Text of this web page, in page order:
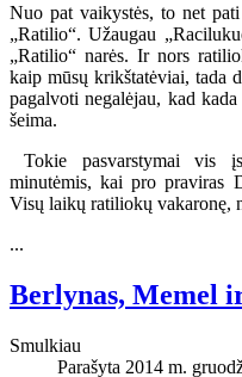
Nuo pat vaikystės, to net
„Ratilio“. Užaugau
„Ratilio“ narės. Ir nors
kaip mūsų krikštatėviai, tada
pagalvoti negalėjau, kad
šeima.
Tokie pasvarstymai vis
minutėmis, kai pro praviras
Visų laikų ratiliokų vakaronę,
...
Berlynas, Memel
Smulkiau
Parašyta 2014 m.